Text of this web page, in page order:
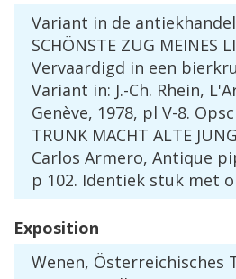
Variant in de antiekhandel
SCHÖNSTE ZUG MEINES
Vervaardigd in een
Variant in: J.-Ch. Rhein, L'
Genève, 1978, pl V-8.
TRUNK MACHT ALTE JUNG
Carlos Armero, Antique
p 102. Identiek stuk met
Exposition
Wenen, Österreichisches